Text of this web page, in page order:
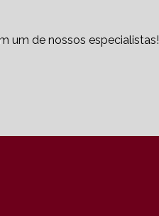
um de nossos especialistas!